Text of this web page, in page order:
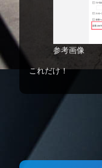
参考画像
これだけ！